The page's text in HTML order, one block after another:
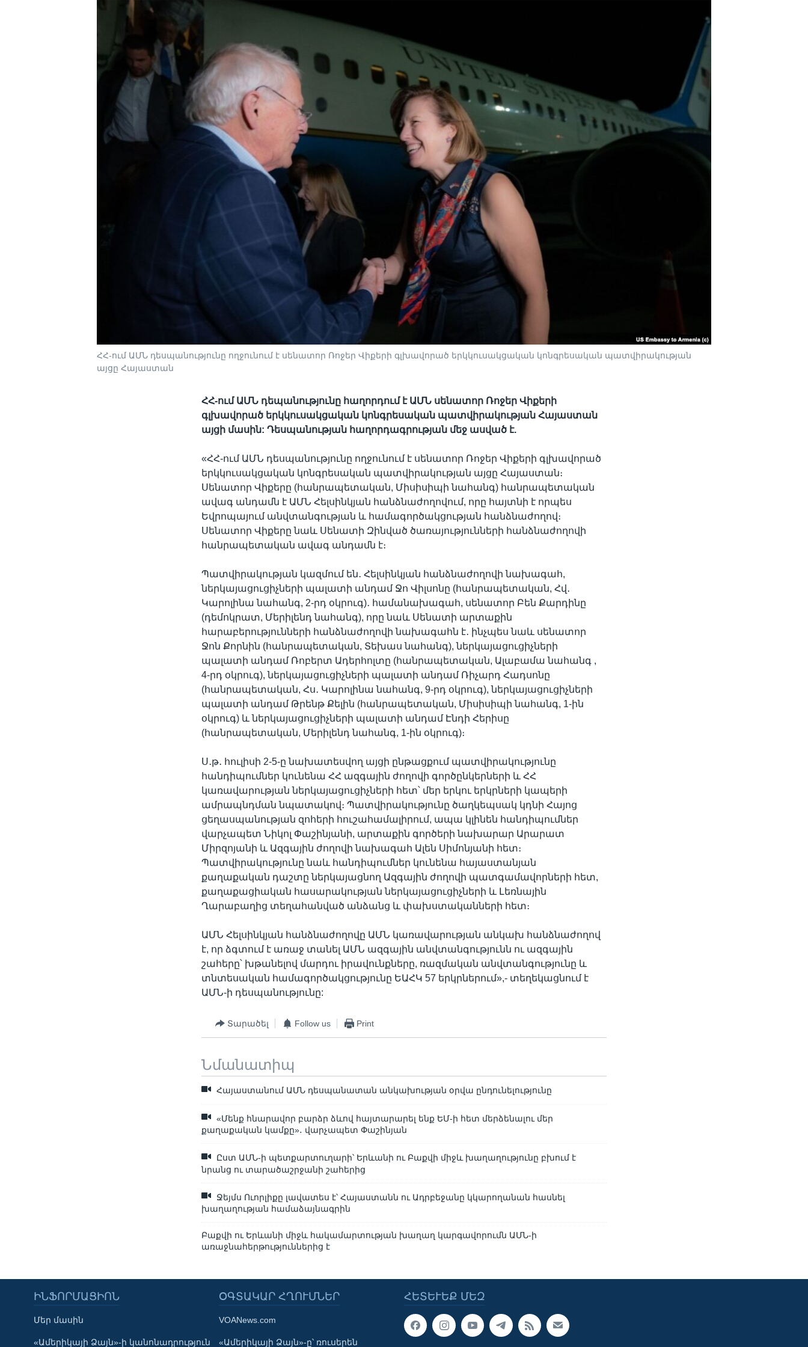
Learning English
ՀՀ-ում ԱՄՆ դեսպանությունը ողջունում է սենատոր Ռոջեր Վիքերի գլխավորած երկկուսակցական կոնգրեսական պատվիրակության
այցը Հայաստան
ՀՀ-ում ԱՄՆ դեպանությունը հաղորդում է ԱՄՆ սենատոր Ռոջեր Վիքերի
գլխավորած երկկուսակցական կոնգրեսական պատվիրակության Հայաստան
այցի մասին: Դեսպանության հաղորդագրության մեջ ասված է.
«ՀՀ-ում ԱՄՆ դեսպանությունը ողջունում է սենատոր Ռոջեր Վիքերի գլխավորած
երկկուսակցական կոնգրեսական պատվիրակության այցը Հայաստան։
Սենատոր Վիքերը (հանրապետական, Միսիսիպի նահանգ) հանրապետական
ավագ անդամն է ԱՄՆ Հելսինկյան հանձնաժողովում, որը հայտնի է որպես
Եվրոպայում անվտանգության և համագործակցության հանձնաժողով։
Սենատոր Վիքերը նաև Սենատի Զինված ծառայությունների հանձնաժողովի
հանրապետական ավագ անդամն է։
Պատվիրակության կազմում են․ Հելսինկյան հանձնաժողովի նախագահ,
ներկայացուցիչների պալատի անդամ Ջո Վիլսոնը (հանրապետական, Հվ․
Կարոլինա նահանգ, 2-րդ օկրուգ)․ համանախագահ, սենատոր Բեն Քարդինը
(դեմոկրատ, Մերիլենդ նահանգ), որը նաև Սենատի արտաքին
հարաբերությունների հանձնաժողովի նախագահն է․ ինչպես նաև սենատոր
Ջոն Քորնին (հանրապետական, Տեխաս նահանգ), ներկայացուցիչների
պալատի անդամ Ռոբերտ Ադերհոլտը (հանրապետական, Ալաբամա նահանգ ,
4-րդ օկրուգ), ներկայացուցիչների պալատի անդամ Ռիչարդ Հադսոնը
(հանրապետական, Հս․ Կարոլինա նահանգ, 9-րդ օկրուգ), ներկայացուցիչների
պալատի անդամ Թրենթ Քելին (հանրապետական, Միսիսիպի նահանգ, 1-ին
օկրուգ) և ներկայացուցիչների պալատի անդամ Էնդի Հերիսը
(հանրապետական, Մերիլենդ նահանգ, 1-ին օկրուգ)։
Ս․թ․ հուլիսի 2-5-ը նախատեսվող այցի ընթացքում պատվիրակությունը
հանդիպումներ կունենա ՀՀ ազգային ժողովի գործընկերների և ՀՀ
կառավարության ներկայացուցիչների հետ՝ մեր երկու երկրների կապերի
ամրապնդման նպատակով։ Պատվիրակությունը ծաղկեպսակ կդնի Հայոց
ցեղասպանության զոհերի հուշահամալիրում, ապա կլինեն հանդիպումներ
վարչապետ Նիկոլ Փաշինյանի, արտաքին գործերի նախարար Արարատ
Միրզոյանի և Ազգային ժողովի նախագահ Ալեն Սիմոնյանի հետ։
Պատվիրակությունը նաև հանդիպումներ կունենա հայաստանյան
քաղաքական դաշտը ներկայացնող Ազգային ժողովի պատգամավորների հետ,
քաղաքացիական հասարակության ներկայացուցիչների և Լեռնային
Ղարաբաղից տեղահանված անձանց և փախստականների հետ։
ԱՄՆ Հելսինկյան հանձնաժողովը ԱՄՆ կառավարության անկախ հանձնաժողով
է, որ ձգտում է առաջ տանել ԱՄՆ ազգային անվտանգությունն ու ազգային
շահերը՝ խթանելով մարդու իրավունքները, ռազմական անվտանգությունը և
տնտեսական համագործակցությունը ԵԱՀԿ 57 երկրներում»,- տեղեկացնում է
ԱՄՆ-ի դեսպանությունը:
Տարածել Follow us Print
Նմանատիպ
Հայաստանում ԱՄՆ դեսպանատան անկախության օրվա ընդունելությունը
«Մենք հնարավոր բարձր ձևով հայտարարել ենք ԵՄ-ի հետ մերձենալու մեր
քաղաքական կամքը»․ վարչապետ Փաշինյան
Ըստ ԱՄՆ-ի պետքարտուղարի՝ Երևանի ու Բաքվի միջև խաղաղությունը բխում է
նրանց ու տարածաշրջանի շահերից
Ջեյմս Ուորլիքը լավատես է՝ Հայաստանն ու Ադրբեջանը կկարողանան հասնել
խաղաղության համաձայնագրին
Բաքվի ու Երևանի միջև հակամարտության խաղաղ կարգավորումն ԱՄՆ-ի
առաջնահերթություններից է
ՀԵՏԵՒԵՔ ՄԵԶ
ԻՆՖՈՐՄԱՑԻՈՆ
Մեր մասին
«Ամերիկայի Ձայն»-ի կանոնադրություն
ՕԳՏԱԿԱՐ ՀՂՈՒՄՆԵՐ
VOANews.com
«Ամերիկայի Ձայն»-ը՝ ռուսերեն